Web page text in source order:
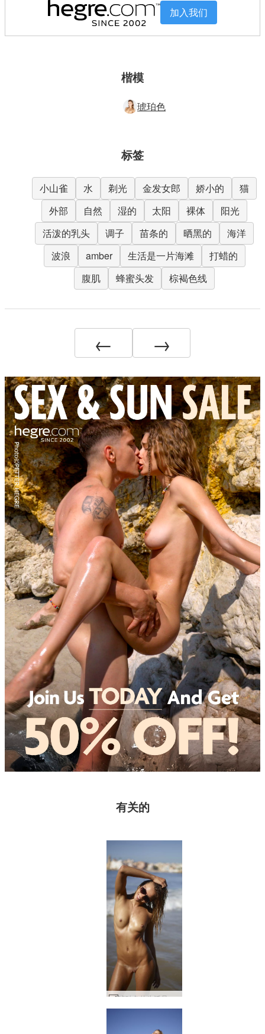
加入我们
楷模
琥珀色
标签
小山雀 水 剃光 金发女郎 娇小的
猫
外部
自然 湿的 太阳 裸体
阳光
活泼的乳头
调子 苗条的 晒黑的
海洋
波浪
amber 生活是一片海滩
打蜡的
腹肌
蜂蜜头发 棕褐色线
← →
有关的
琥珀色的生活是一片海滩 #23